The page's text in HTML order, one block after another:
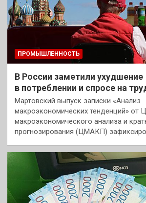
ПРОМЫШЛЕННОСТЬ
В России заметили ухудшение
в потреблении и спросе на
Мартовский выпуск записки «Анализ
макроэкономических тенденций» от
макроэкономического анализа и
прогнозирования (ЦМАКП)